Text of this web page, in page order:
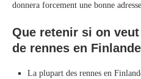
donnera forcement une bonne
Que retenir si on
de rennes en
La plupart des rennes en